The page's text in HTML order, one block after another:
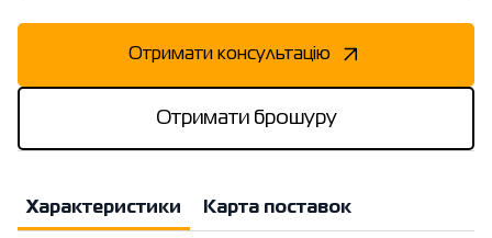
Отримати консультацію
Отримати брошуру
Характеристики Карта поставок